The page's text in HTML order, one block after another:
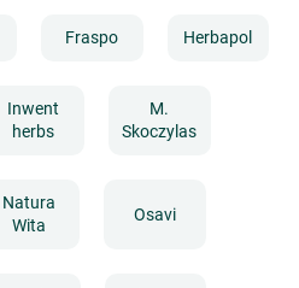
Fraspo Herbapol
Inwent
herbs
M.
Skoczylas
Natura
Wita
Osavi